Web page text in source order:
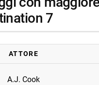
7
ATTORE
A.J. Cook